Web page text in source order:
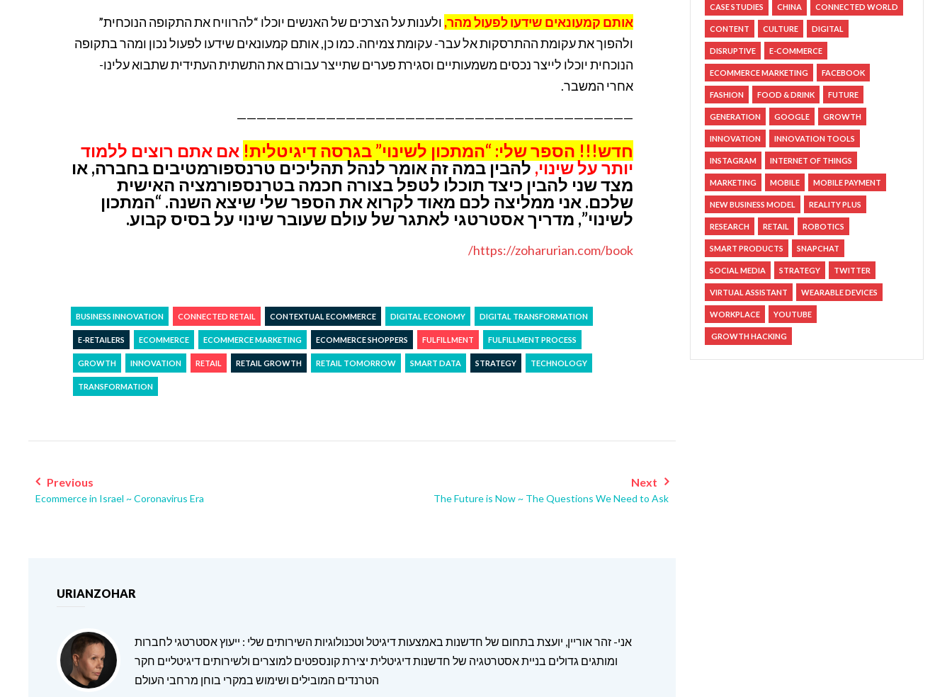
אותם קמעונאים שידעו לפעול מהר, ולענות על הצרכים של האנשים יוכלו “להרוויח את התקופה הנוכחית”
ולהפוך את עקומת ההתרסקות אל עבר- עקומת צמיחה. כמו כן, אותם קמעונאים שידעו לפעול נכון ומהר בתקופה
הנוכחית יוכלו לייצר נכסים משמעותיים וסגירת פערים שתייצר עבורם את התשתית העתידית שתבוא עלינו-
אחרי המשבר.
————————————————————————————————————————
חדש!!! הספר שלי: “המתכון לשינוי” בגרסה דיגיטלית! אם אתם רוצים ללמוד
יותר על שינוי,להבין במה זה אומר לנהל תהליכים טרנספורמטיבים בחברה, או
מצד שני להבין כיצד תוכלו לטפל בצורה חכמה בטרנספורמציה האישית
שלכם. אני ממליצה לכם מאוד לקרוא את הספר שלי שיצא השנה. “המתכון
לשינוי”, מדריך אסטרטגי לאתגר של עולם שעובר שינוי על בסיס קבוע.
https://zoharurian.com/book/
BUSINESS INNOVATION CONNECTED RETAIL CONTEXTUAL ECOMMERCE DIGITAL ECONOMY DIGITAL TRANSFORMATION
E-RETAILERS ECOMMERCE ECOMMERCE MARKETING ECOMMERCE SHOPPERS FULFILLMENT FULFILLMENT PROCESS
GROWTH INNOVATION RETAIL RETAIL GROWTH RETAIL TOMORROW SMART DATA STRATEGY TECHNOLOGY
TRANSFORMATION
Previous
Ecommerce in Israel ~ Coronavirus Era
Next
The Future is Now ~ The Questions We Need to Ask
URIANZOHAR
אני- זהר אוריין, יועצת בתחום של חדשנות באמצעות דיגיטל וטכנולוגיות השירותים שלי : ייעוץ אסטרטגי לחברות
ומותגים גדולים בניית אסטרטגיה של חדשנות דיגיטלית יצירת קונספטים למוצרים ולשירותים דיגיטליים חקר
הטרנדים המובילים ושימוש במקרי בוחן מרחבי העולם
CASE STUDIES CHINA CONNECTED WORLD
CONTENT CULTURE DIGITAL
DISRUPTIVE E-COMMERCE
ECOMMERCE MARKETING FACEBOOK
FASHION FOOD & DRINK FUTURE
GENERATION GOOGLE GROWTH
INNOVATION INNOVATION TOOLS
INSTAGRAM INTERNET OF THINGS
MARKETING MOBILE MOBILE PAYMENT
NEW BUSINESS MODEL REALITY PLUS
RESEARCH RETAIL ROBOTICS
SMART PRODUCTS SNAPCHAT
SOCIAL MEDIA STRATEGY TWITTER
VIRTUAL ASSISTANT WEARABLE DEVICES
WORKPLACE YOUTUBE
GROWTH HACKING